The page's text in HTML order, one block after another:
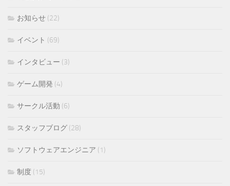
お知らせ (22)
イベント (69)
インタビュー (3)
ゲーム開発 (4)
サークル活動 (6)
スタッフブログ (28)
ソフトウェアエンジニア (1)
制度 (15)